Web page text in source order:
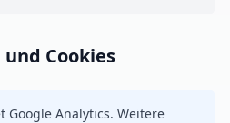
und Cookies
Google Analytics. Weitere